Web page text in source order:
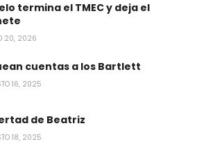
termina el TMEC y deja el
20, 2026
cuentas a los Bartlett
16, 2025
de Beatriz
18, 2025